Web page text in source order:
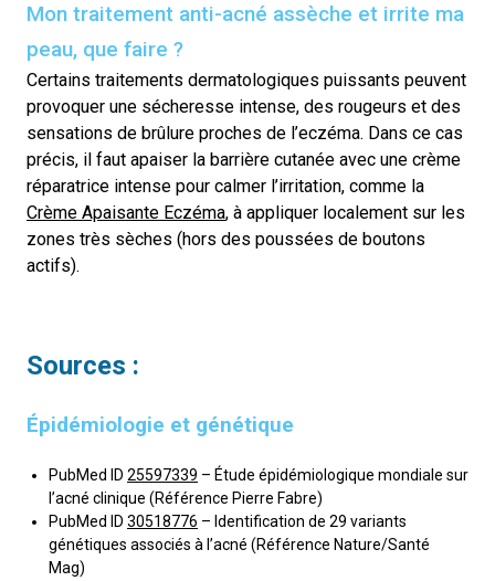
Mon traitement anti-acné assèche et irrite ma
peau, que faire ?
Certains traitements dermatologiques puissants peuvent
provoquer une sécheresse intense, des rougeurs et des
sensations de brûlure proches de l’eczéma. Dans ce cas
précis, il faut apaiser la barrière cutanée avec une crème
réparatrice intense pour calmer l’irritation, comme la
Crème Apaisante Eczéma, à appliquer localement sur les
zones très sèches (hors des poussées de boutons
actifs).
Sources :
Épidémiologie et génétique
PubMed ID 25597339 – Étude épidémiologique mondiale sur
l’acné clinique (Référence Pierre Fabre)
PubMed ID 30518776 – Identification de 29 variants
génétiques associés à l’acné (Référence Nature/Santé
Mag)